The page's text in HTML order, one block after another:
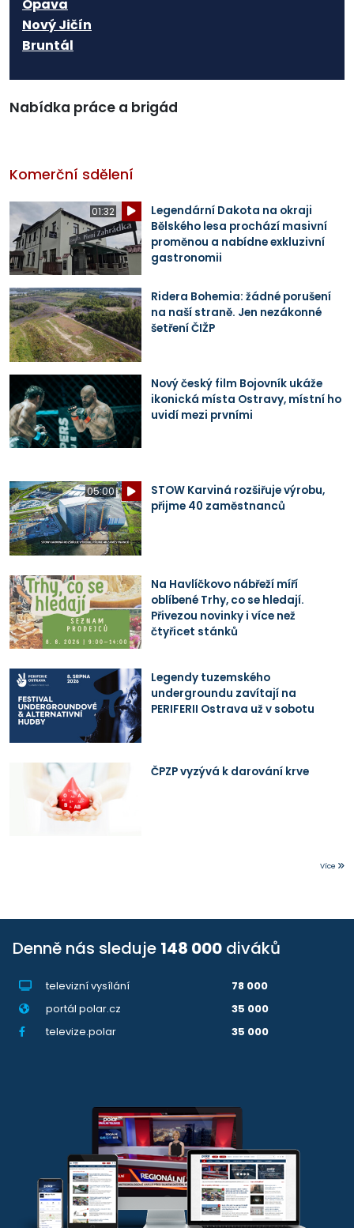
Opava
Nový Jičín
Bruntál
Nabídka práce a brigád
Komerční sdělení
01:32
Legendární Dakota na okraji
Bělského lesa prochází masivní
proměnou a nabídne exkluzivní
gastronomii
Ridera Bohemia: žádné porušení
na naší straně. Jen nezákonné
šetření ČIŽP
Nový český film Bojovník ukáže
ikonická místa Ostravy, místní ho
uvidí mezi prvními
05:00
STOW Karviná rozšiřuje výrobu,
přijme 40 zaměstnanců
Na Havlíčkovo nábřeží míří
oblíbené Trhy, co se hledají.
Přivezou novinky i více než
čtyřicet stánků
Legendy tuzemského
undergroundu zavítají na
PERIFERII Ostrava už v sobotu
ČPZP vyzývá k darování krve
Více
Denně nás sleduje 148 000 diváků
televizní vysílání
78 000
portál polar.cz
35 000
televize.polar
35 000